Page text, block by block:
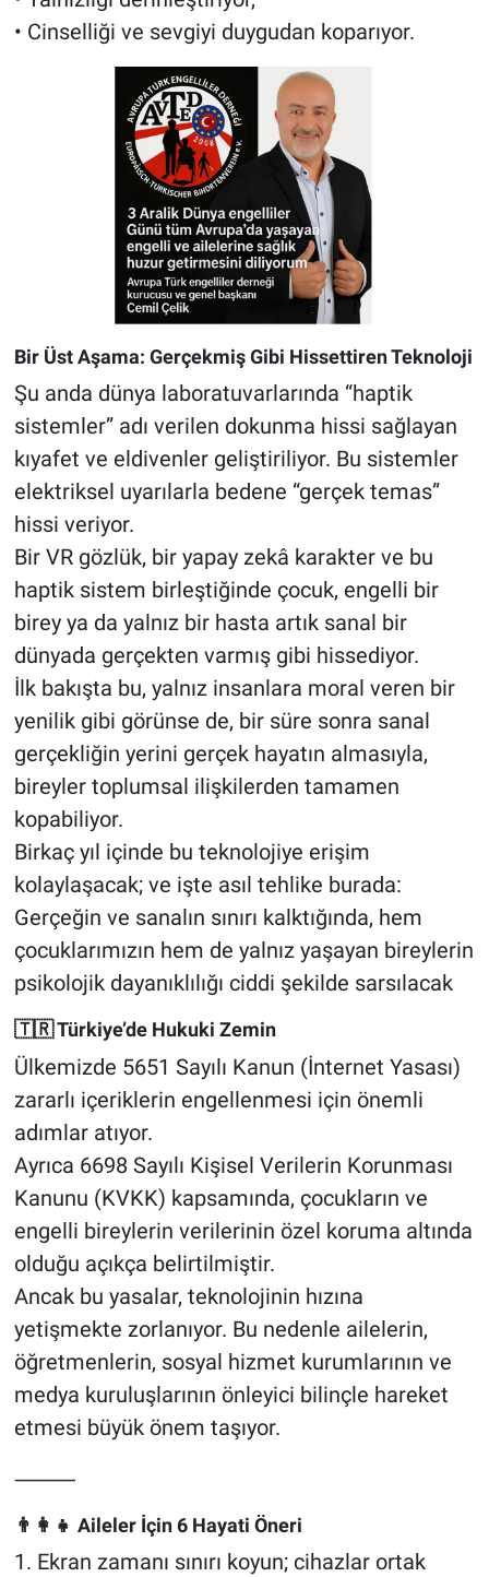
• Cinselliği ve sevgiyi duygudan koparıyor.
Bir Üst Aşama: Gerçekmiş Gibi Hissettiren Teknoloji
Şu anda dünya laboratuvarlarında “haptik
sistemler” adı verilen dokunma hissi sağlayan
kıyafet ve eldivenler geliştiriliyor. Bu sistemler
elektriksel uyarılarla bedene “gerçek temas”
hissi veriyor.
Bir VR gözlük, bir yapay zekâ karakter ve bu
haptik sistem birleştiğinde çocuk, engelli bir
birey ya da yalnız bir hasta artık sanal bir
dünyada gerçekten varmış gibi hissediyor.
İlk bakışta bu, yalnız insanlara moral veren bir
yenilik gibi görünse de, bir süre sonra sanal
gerçekliğin yerini gerçek hayatın almasıyla,
bireyler toplumsal ilişkilerden tamamen
kopabiliyor.
Birkaç yıl içinde bu teknolojiye erişim
kolaylaşacak; ve işte asıl tehlike burada:
Gerçeğin ve sanalın sınırı kalktığında, hem
çocuklarımızın hem de yalnız yaşayan bireylerin
psikolojik dayanıklılığı ciddi şekilde sarsılacak
🇹🇷 Türkiye’de Hukuki Zemin
Ülkemizde 5651 Sayılı Kanun (İnternet Yasası)
zararlı içeriklerin engellenmesi için önemli
adımlar atıyor.
Ayrıca 6698 Sayılı Kişisel Verilerin Korunması
Kanunu (KVKK) kapsamında, çocukların ve
engelli bireylerin verilerinin özel koruma altında
olduğu açıkça belirtilmiştir.
Ancak bu yasalar, teknolojinin hızına
yetişmekte zorlanıyor. Bu nedenle ailelerin,
öğretmenlerin, sosyal hizmet kurumlarının ve
medya kuruluşlarının önleyici bilinçle hareket
etmesi büyük önem taşıyor.
⸻
👨‍👩‍👧 Aileler İçin 6 Hayati Öneri
1. Ekran zamanı sınırı koyun; cihazlar ortak